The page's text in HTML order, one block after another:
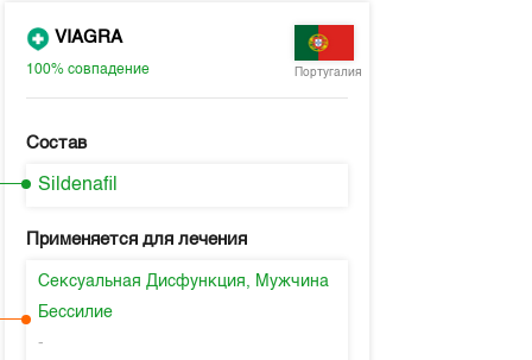
VIAGRA
100% совпадение Португалия
Состав
Sildenafil
Применяется для лечения
Сексуальная Дисфункция, Мужчина
Бессилие
-